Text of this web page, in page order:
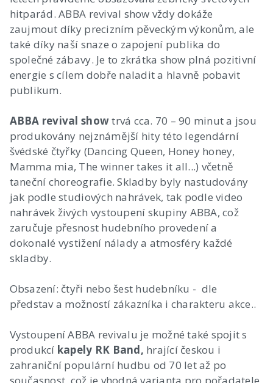
hitparád. ABBA revival show vždy dokáže
zaujmout díky precizním pěveckým výkonům, ale
také díky naší snaze o zapojení publika do
společné zábavy. Je to zkrátka show plná pozitivní
energie s cílem dobře naladit a hlavně pobavit
publikum.
ABBA revival showtrvá cca. 70 – 90 minut a jsou
produkovány nejznámější hity této legendární
švédské čtyřky (Dancing Queen, Honey honey,
Mamma mia, The winner takes it all...) včetně
taneční choreografie. Skladby byly nastudovány
jak podle studiových nahrávek, tak podle video
nahrávek živých vystoupení skupiny ABBA, což
zaručuje přesnost hudebního provedení a
dokonalé vystižení nálady a atmosféry každé
skladby.
Obsazení: čtyři nebo šest hudebníku - dle
představ a možností zákazníka i charakteru akce..
Vystoupení ABBA revivalu je možné také spojit s
produkcí kapely RK Band, hrající českou i
zahraniční populární hudbu od 70 let až po
současnost, což je vhodná varianta pro pořadatele